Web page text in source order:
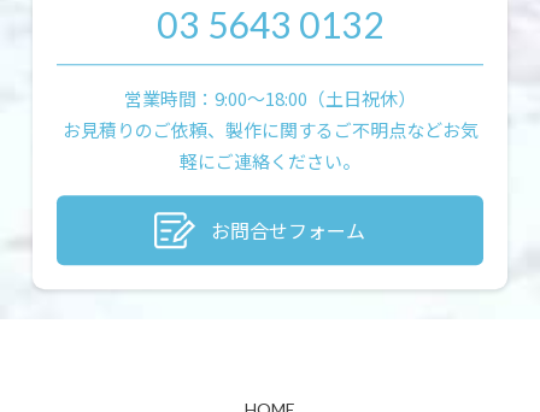
03 5643 0132
営業時間：9:00〜18:00（土日祝休）
お見積りのご依頼、製作に関するご不明点などお気
軽にご連絡ください。
お問合せフォーム